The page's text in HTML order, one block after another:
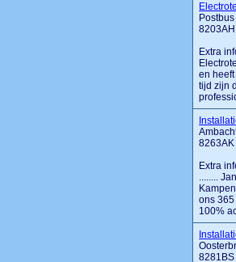
Extra
en
tijd zijn
Extra
........
ons
100%